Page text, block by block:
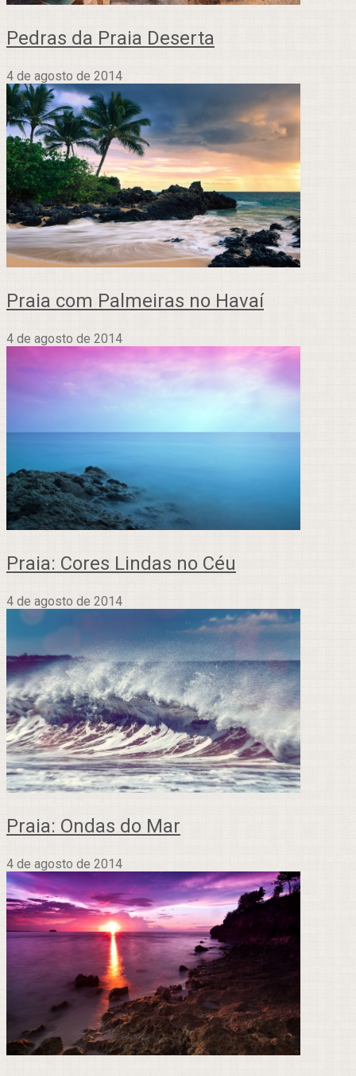
Pedras da Praia Deserta
4 de agosto de 2014
Praia com Palmeiras no Havaí
4 de agosto de 2014
Praia: Cores Lindas no Céu
4 de agosto de 2014
Praia: Ondas do Mar
4 de agosto de 2014